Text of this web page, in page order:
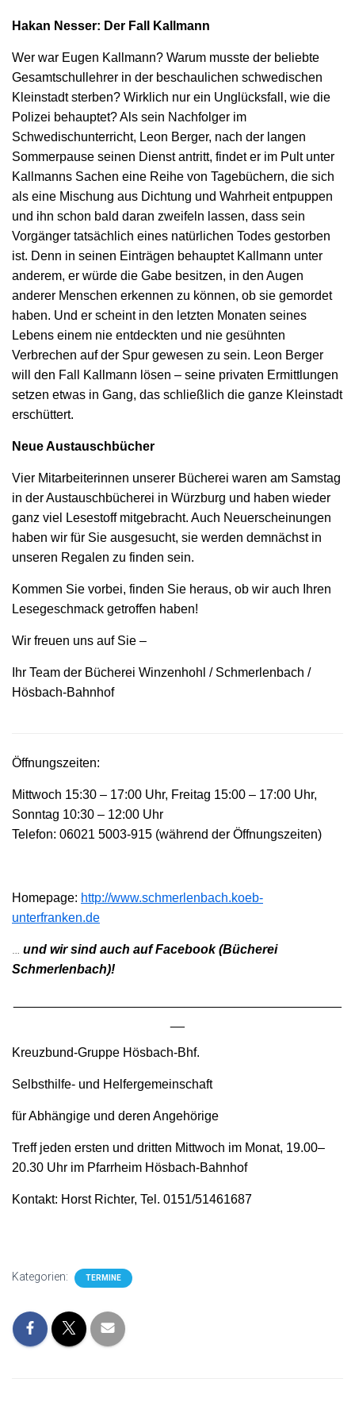
Hakan Nesser: Der Fall Kallmann
Wer war Eugen Kallmann? Warum musste der beliebte
Gesamtschullehrer in der beschaulichen schwedischen
Kleinstadt sterben? Wirklich nur ein Unglücksfall, wie die
Polizei behauptet? Als sein Nachfolger im
Schwedischunterricht, Leon Berger, nach der langen
Sommerpause seinen Dienst antritt, findet er im Pult unter
Kallmanns Sachen eine Reihe von Tagebüchern, die sich
als eine Mischung aus Dichtung und Wahrheit entpuppen
und ihn schon bald daran zweifeln lassen, dass sein
Vorgänger tatsächlich eines natürlichen Todes gestorben
ist. Denn in seinen Einträgen behauptet Kallmann unter
anderem, er würde die Gabe besitzen, in den Augen
anderer Menschen erkennen zu können, ob sie gemordet
haben. Und er scheint in den letzten Monaten seines
Lebens einem nie entdeckten und nie gesühnten
Verbrechen auf der Spur gewesen zu sein. Leon Berger
will den Fall Kallmann lösen – seine privaten Ermittlungen
setzen etwas in Gang, das schließlich die ganze Kleinstadt
erschüttert.
Neue Austauschbücher
Vier Mitarbeiterinnen unserer Bücherei waren am Samstag
in der Austauschbücherei in Würzburg und haben wieder
ganz viel Lesestoff mitgebracht. Auch Neuerscheinungen
haben wir für Sie ausgesucht, sie werden demnächst in
unseren Regalen zu finden sein.
Kommen Sie vorbei, finden Sie heraus, ob wir auch Ihren
Lesegeschmack getroffen haben!
Wir freuen uns auf Sie –
Ihr Team der Bücherei Winzenhohl / Schmerlenbach /
Hösbach-Bahnhof
Öffnungszeiten:
Mittwoch 15:30 – 17:00 Uhr, Freitag 15:00 – 17:00 Uhr,
Sonntag 10:30 – 12:00 Uhr
Telefon: 06021 5003-915 (während der Öffnungszeiten)
Homepage: http://www.schmerlenbach.koeb-
unterfranken.de
… und wir sind auch auf Facebook (Bücherei
Schmerlenbach)!
Kreuzbund-Gruppe Hösbach-Bhf.
Selbsthilfe- und Helfergemeinschaft
für Abhängige und deren Angehörige
Treff jeden ersten und dritten Mittwoch im Monat, 19.00–
20.30 Uhr im Pfarrheim Hösbach-Bahnhof
Kontakt: Horst Richter, Tel. 0151/51461687
Kategorien: TERMINE